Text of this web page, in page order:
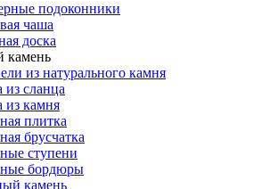
подоконники
чаша
доска
камень
из натурального камня
из сланца
из камня
плитка
брусчатка
ступени
бордюры
камень